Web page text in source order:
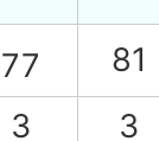
77
81
3 3